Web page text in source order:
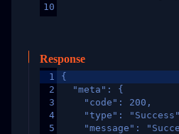
10
Response
1
2
3
4
5
{
  "meta": {
    "code": 200,
"type":
"message":